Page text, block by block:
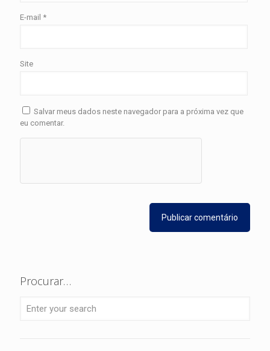
E-mail *
Site
Salvar meus dados neste navegador para a próxima vez que
eu comentar.
Procurar…